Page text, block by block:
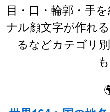
目・口・輪郭・手
ナル顔文字が作れ
るなどカテゴリ
も